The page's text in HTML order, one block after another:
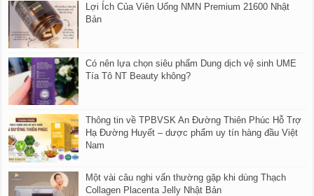
Lợi Ích Của Viên Uống NMN Premium 21600 Nhật
Bản
Có nên lựa chọn siêu phẩm Dung dịch vệ sinh UME
Tía Tô NT Beauty không?
Thông tin về TPBVSK An Đường Thiên Phúc Hỗ Trợ
Hạ Đường Huyết – dược phẩm uy tín hàng đầu Việt
Nam
Một vài câu nghi vấn thường gặp khi dùng Thạch
Collagen Placenta Jelly Nhật Bản